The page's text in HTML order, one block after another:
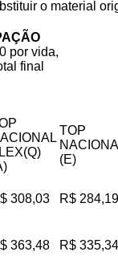
o material
por vida,
final
TOP
(E)
308,03 R$ 284,19
363,48 R$ 335,34